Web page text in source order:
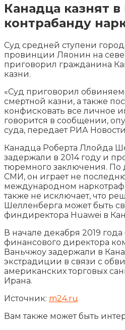
Канадца казнят в
контрабанду
Суд средней ступени
провинции Ляонин на
приговорил гражданина
казни.
«Суд приговорил
смертной казни, а также
конфисковать все личное
говорится в сообщении,
суда, передает РИА
Канадца Роберта Ллойда
задержали в 2014 году и
тюремного заключения. По
СМИ, он играет не
международном
также не исключает, что
Шелленберга может быть
финдиректора Huawei в
В начале декабря 2019 года
финансового директора
Ваньчжоу задержали в
экстрадиции в связи с
американских торговых
Ирана.
Источник: m24.ru
Вам также может быть